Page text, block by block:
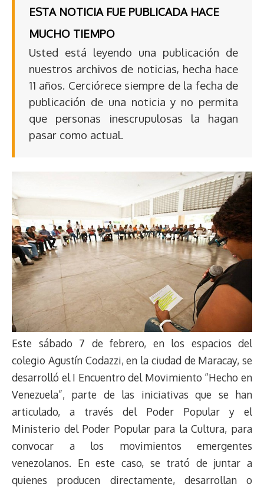
ESTA NOTICIA FUE PUBLICADA HACE
MUCHO TIEMPO
Usted está leyendo una publicación de
nuestros archivos de noticias, hecha hace
11 años. Cerciórece siempre de la fecha de
publicación de una noticia y no permita
que personas inescrupulosas la hagan
pasar como actual.
Este sábado 7 de febrero, en los espacios del
colegio Agustín Codazzi, en la ciudad de Maracay, se
desarrolló el I Encuentro del Movimiento “Hecho en
Venezuela”, parte de las iniciativas que se han
articulado, a través del Poder Popular y el
Ministerio del Poder Popular para la Cultura, para
convocar a los movimientos emergentes
venezolanos. En este caso, se trató de juntar a
quienes producen directamente, desarrollan o